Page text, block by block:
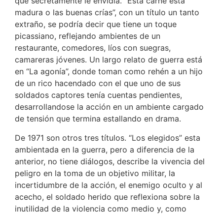
madura o las buenas crías”, con un título un tanto
extraño, se podría decir que tiene un toque
picassiano, reflejando ambientes de un
restaurante, comedores, líos con suegras,
camareras jóvenes. Un largo relato de guerra está
en “La agonía”, donde toman como rehén a un hijo
de un rico hacendado con el que uno de sus
soldados captores tenía cuentas pendientes,
desarrollandose la acción en un ambiente cargado
de tensión que termina estallando en drama.
De 1971 son otros tres títulos. “Los elegidos” esta
ambientada en la guerra, pero a diferencia de la
anterior, no tiene diálogos, describe la vivencia del
peligro en la toma de un objetivo militar, la
incertidumbre de la acción, el enemigo oculto y al
acecho, el soldado herido que reflexiona sobre la
inutilidad de la violencia como medio y, como